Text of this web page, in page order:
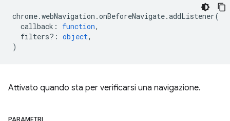
chrome.webNavigation .onBeforeNavigate.addListener(
callback : function,
filters? : object,
)
Attivato quando sta per verificarsi una navigazione.
PARAMETRI